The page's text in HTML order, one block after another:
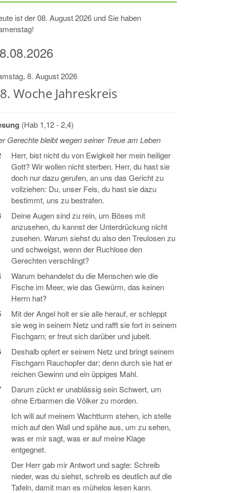
ist der 08. August 2026 und Sie haben
8. August 2026
Woche Jahreskreis
(Hab 1,12 - 2,4)
Gerechte bleibt wegen seiner Treue am Leben
Herr, bist nicht du von Ewigkeit her mein heiliger
Gott? Wir wollen nicht sterben. Herr, du hast sie
doch nur dazu gerufen, an uns das Gericht zu
vollziehen: Du, unser Fels, du hast sie dazu
bestimmt, uns zu bestrafen.
Deine Augen sind zu rein, um Böses mit
anzusehen, du kannst der Unterdrückung nicht
zusehen. Warum siehst du also den Treulosen zu
und schweigst, wenn der Ruchlose den
Gerechten verschlingt?
Warum behandelst du die Menschen wie die
Fische im Meer, wie das Gewürm, das keinen
Herrn hat?
Mit der Angel holt er sie alle herauf, er schleppt
sie weg in seinem Netz und rafft sie fort in seinem
Fischgarn; er freut sich darüber und jubelt.
Deshalb opfert er seinem Netz und bringt seinem
Fischgarn Rauchopfer dar; denn durch sie hat er
reichen Gewinn und ein üppiges Mahl.
Darum zückt er unablässig sein Schwert, um
ohne Erbarmen die Völker zu morden.
Ich will auf meinem Wachtturm stehen, ich stelle
mich auf den Wall und spähe aus, um zu sehen,
was er mir sagt, was er auf meine Klage
entgegnet.
Der Herr gab mir Antwort und sagte: Schreib
nieder, was du siehst, schreib es deutlich auf die
Tafeln, damit man es mühelos lesen kann.